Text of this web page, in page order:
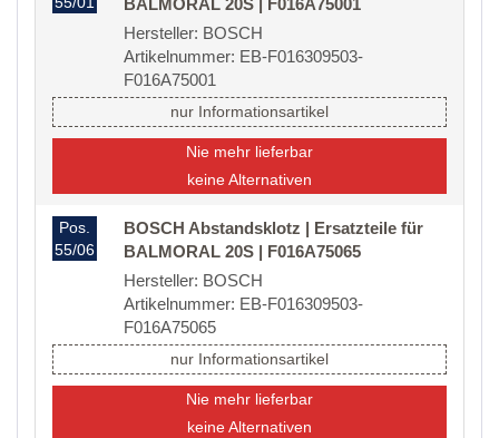
BALMORAL 20S | F016A75001
Hersteller: BOSCH
Artikelnummer: EB-F016309503-
F016A75001
nur Informationsartikel
Nie mehr lieferbar
keine Alternativen
Pos.
55/06
BOSCH Abstandsklotz | Ersatzteile für
BALMORAL 20S | F016A75065
Hersteller: BOSCH
Artikelnummer: EB-F016309503-
F016A75065
nur Informationsartikel
Nie mehr lieferbar
keine Alternativen